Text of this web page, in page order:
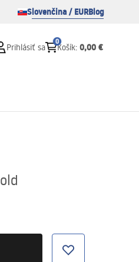
Slovenčina / EURBlog
Prihlásiť sa
0
Košík: 0,00 €